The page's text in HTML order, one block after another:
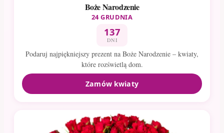
Boże Narodzenie
24 GRUDNIA
137
DNI
Podaruj najpiękniejszy prezent na Boże Narodzenie – kwiaty,
które rozświetlą dom.
Zamów kwiaty